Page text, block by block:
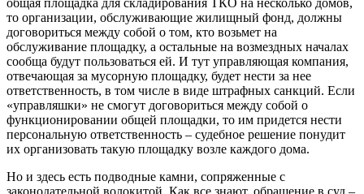
то организации, обслуживающие жилищный фонд, должны
договориться между собой о том, кто возьмет на
обслуживание площадку, а остальные на возмездных началах
сообща будут пользоваться ей. И тут управляющая компания,
отвечающая за мусорную площадку, будет нести за нее
ответственность, в том числе в виде штрафных санкций. Если
«управляшки» не смогут договориться между собой о
функционировании общей площадки, то им придется нести
персональную ответственность – судебное решение понудит
их организовать такую площадку возле каждого дома.
Но и здесь есть подводные камни, сопряженные с
законодательной волокитой. Как все знают, обращение в суд –